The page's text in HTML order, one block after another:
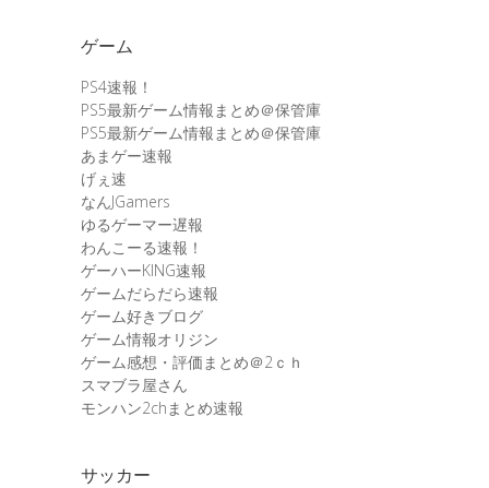
ゲーム
PS4速報！
PS5最新ゲーム情報まとめ＠保管庫
PS5最新ゲーム情報まとめ＠保管庫
あまゲー速報
げぇ速
なんJGamers
ゆるゲーマー遅報
わんこーる速報！
ゲーハーKING速報
ゲームだらだら速報
ゲーム好きブログ
ゲーム情報オリジン
ゲーム感想・評価まとめ＠2ｃｈ
スマブラ屋さん
モンハン2chまとめ速報
サッカー